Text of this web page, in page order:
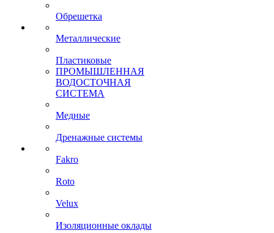
Обрешетка
Металлические
Пластиковые
ПРОМЫШЛЕННАЯ
ВОДОСТОЧНАЯ
СИСТЕМА
Медные
Дренажные системы
Fakro
Roto
Velux
Изоляционные оклады